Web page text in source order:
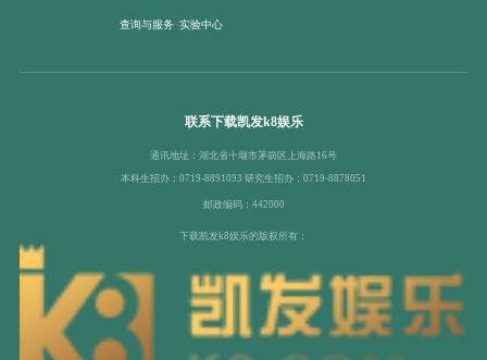
查询与服务 实验中心
联系下载凯发k8娱乐
通讯地址：湖北省十堰市茅箭区上海路16号
本科生招办：0719-8891093 研究生招办：0719-8878051
邮政编码：442000
下载凯发k8娱乐的版权所有：